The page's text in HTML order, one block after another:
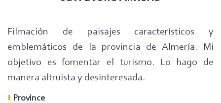
Filmación de paisajes característicos y
emblemáticos de la provincia de Almería. Mi
objetivo es fomentar el turismo. Lo hago de
manera altruista y desinteresada.
Province